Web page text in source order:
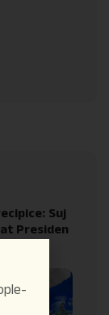
Suj
Presiden